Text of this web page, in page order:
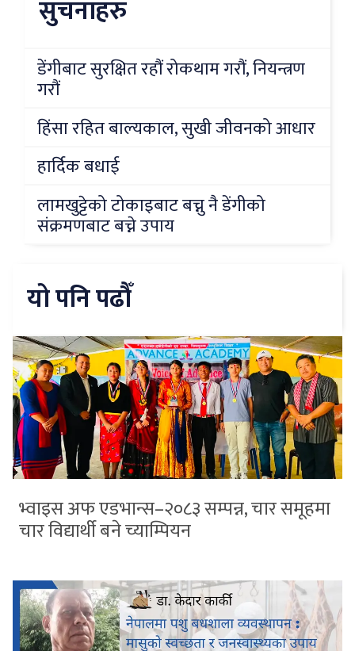
सुचनाहरु
डेंगीबाट सुरक्षित रहौं रोकथाम गरौं, नियन्त्रण
गरौं
हिंसा रहित बाल्यकाल, सुखी जीवनको आधार
हार्दिक बधाई
लामखुट्टेको टोकाइबाट बच्नु नै डेंगीको
संक्रमणबाट बच्ने उपाय
यो पनि पढौँ
भ्वाइस अफ एडभान्स–२०८३ सम्पन्न, चार समूहमा
चार विद्यार्थी बने च्याम्पियन